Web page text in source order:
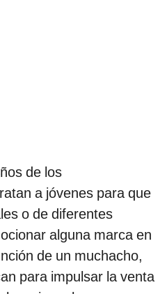
de los
a jóvenes para que
o de diferentes
alguna marca en
de un muchacho,
para impulsar la venta